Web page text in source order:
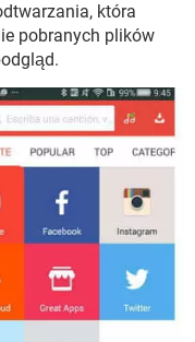
która
pobranych plików